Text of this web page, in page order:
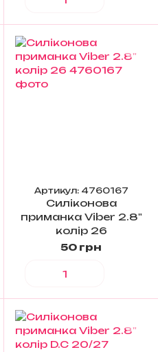
Артикул: 4760167
Силіконова
приманка Viber 2.8"
колір 26
50 грн